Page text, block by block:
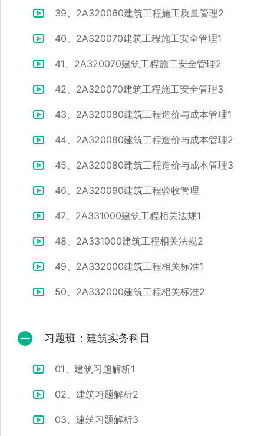
39、2A320060建筑工程施工质量管理2
40、2A320070建筑工程施工安全管理1
41、2A320070建筑工程施工安全管理2
42、2A320070建筑工程施工安全管理3
43、2A320080建筑工程造价与成本管理1
44、2A320080建筑工程造价与成本管理2
45、2A320080建筑工程造价与成本管理3
46、2A320090建筑工程验收管理
47、2A331000建筑工程相关法规1
48、2A331000建筑工程相关法规2
49、2A332000建筑工程相关标准1
50、2A332000建筑工程相关标准2
习题班：建筑实务科目
01、建筑习题解析1
02、建筑习题解析2
03、建筑习题解析3